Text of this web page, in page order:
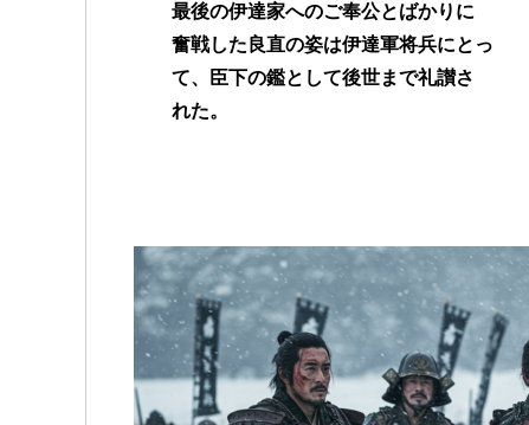
最後の伊達家へのご奉公とばかりに
奮戦した良直の姿は伊達軍将兵にとっ
て、臣下の鑑として後世まで礼讃さ
れた。